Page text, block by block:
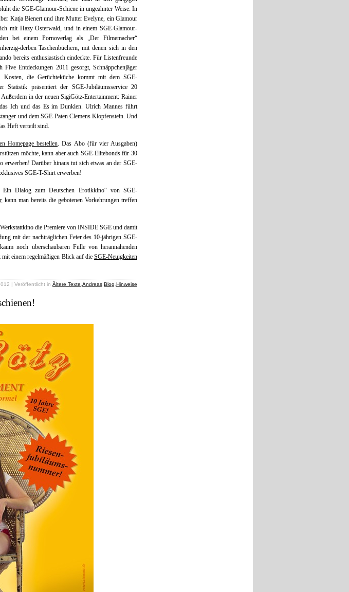
die SGE-Glamour-Schiene in ungeahnter Weise: In
Katja Bienert und ihre Mutter Evelyne, ein Glamour
mit Hazy Osterwald, und in einem SGE-Glamour-
bei einem Pornoverlag als „Der Filmemacher“
derben Taschenbüchern, mit denen sich in den
bereits enthusiastisch eindeckte. Für Listenfreunde
Entdeckungen 2011 gesorgt, Schnäppchenjäger
die Gerüchteküche kommt mit dem SGE-
präsentiert der SGE-Jubiläumsservice 20
in der neuen SigiGötz-Entertainment: Rainer
Ich und das Es im Dunklen. Ulrich Mannes führt
und dem SGE-Paten Clemens Klopfenstein. Und
Heft verteilt sind.
Homepage bestellen. Das Abo (für vier Ausgaben)
möchte, kann aber auch SGE-Elitebonds für 30
erwerben! Darüber hinaus tut sich etwas an der SGE-
SGE-T-Shirt erwerben!
Dialog zum Deutschen Erotikkino“ von SGE-
kann man bereits die gebotenen Vorkehrungen treffen
die Premiere von INSIDE SGE und damit
mit der nachträglichen Feier des 10-jährigen SGE-
noch überschaubaren Fülle von herannahenden
mit einem regelmäßigen Blick auf die SGE-Neuigkeiten
| Veröffentlicht in Ältere Texte Andreas Blog Hinweise